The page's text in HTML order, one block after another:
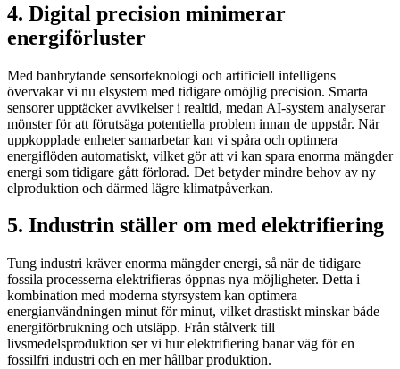
4. Digital precision minimerar
energiförluster
Med banbrytande sensorteknologi och artificiell intelligens
övervakar vi nu elsystem med tidigare omöjlig precision. Smarta
sensorer upptäcker avvikelser i realtid, medan AI-system analyserar
mönster för att förutsäga potentiella problem innan de uppstår. När
uppkopplade enheter samarbetar kan vi spåra och optimera
energiflöden automatiskt, vilket gör att vi kan spara enorma mängder
energi som tidigare gått förlorad. Det betyder mindre behov av ny
elproduktion och därmed lägre klimatpåverkan.
5. Industrin ställer om med elektrifiering
Tung industri kräver enorma mängder energi, så när de tidigare
fossila processerna elektrifieras öppnas nya möjligheter. Detta i
kombination med moderna styrsystem kan optimera
energianvändningen minut för minut, vilket drastiskt minskar både
energiförbrukning och utsläpp. Från stålverk till
livsmedelsproduktion ser vi hur elektrifiering banar väg för en
fossilfri industri och en mer hållbar produktion.